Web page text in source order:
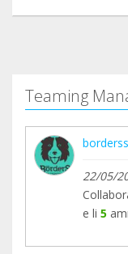
Teaming
22/05/
e li 5